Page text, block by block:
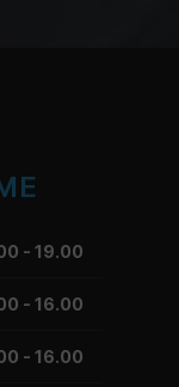
- 19.00
- 16.00
- 16.00